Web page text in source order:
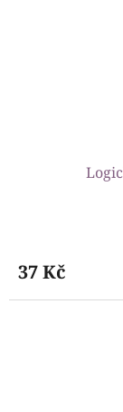
produktu
je
5,0
37 Kč